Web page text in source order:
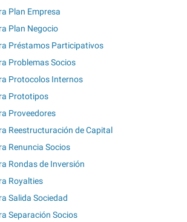
Plan Empresa
Plan Negocio
Préstamos Participativos
Problemas Socios
Protocolos Internos
Prototipos
Proveedores
Reestructuración de Capital
Renuncia Socios
Rondas de Inversión
Royalties
Salida Sociedad
Separación Socios